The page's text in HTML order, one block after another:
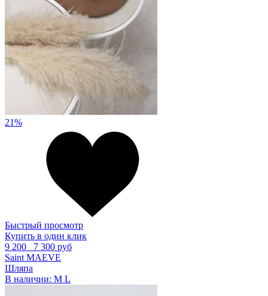
21%
Быстрый просмотр
Купить в один клик
9 200
7 300 руб
Saint MAEVE
Шляпа
В наличии: M L